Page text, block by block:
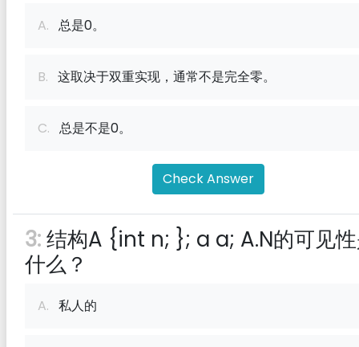
A. 总是0。
B. 这取决于双重实现，通常不是完全零。
C. 总是不是0。
Check Answer
3:结构A {int n; }; a a; A.N的可见
什么？
A. 私人的